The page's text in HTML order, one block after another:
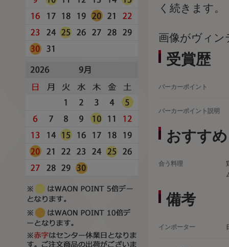
く続きます。
画像がヴィン
受賞歴
パーカーポイント
パーカーポイント説明
おすすめ
合う料理
備考
インポーター